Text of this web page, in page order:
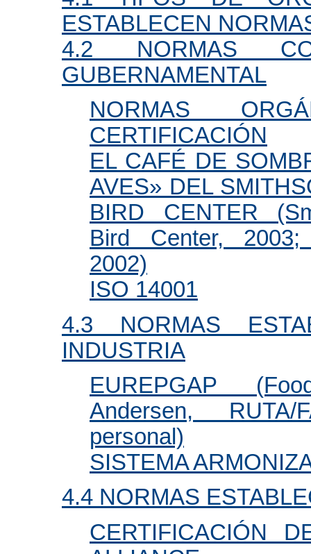
ESTABLECEN
4.2 NORMAS
GUBERNAMENTAL
NORMAS
CERTIFICACIÓN
EL CAFÉ DE
AVES» DEL
BIRD CENTER
Bird Center, 2003;
2002)
ISO 14001
4.3 NORMAS
INDUSTRIA
EUREPGAP
Andersen, RUTA/
personal)
SISTEMA
4.4 NORMAS
CERTIFICACIÓN